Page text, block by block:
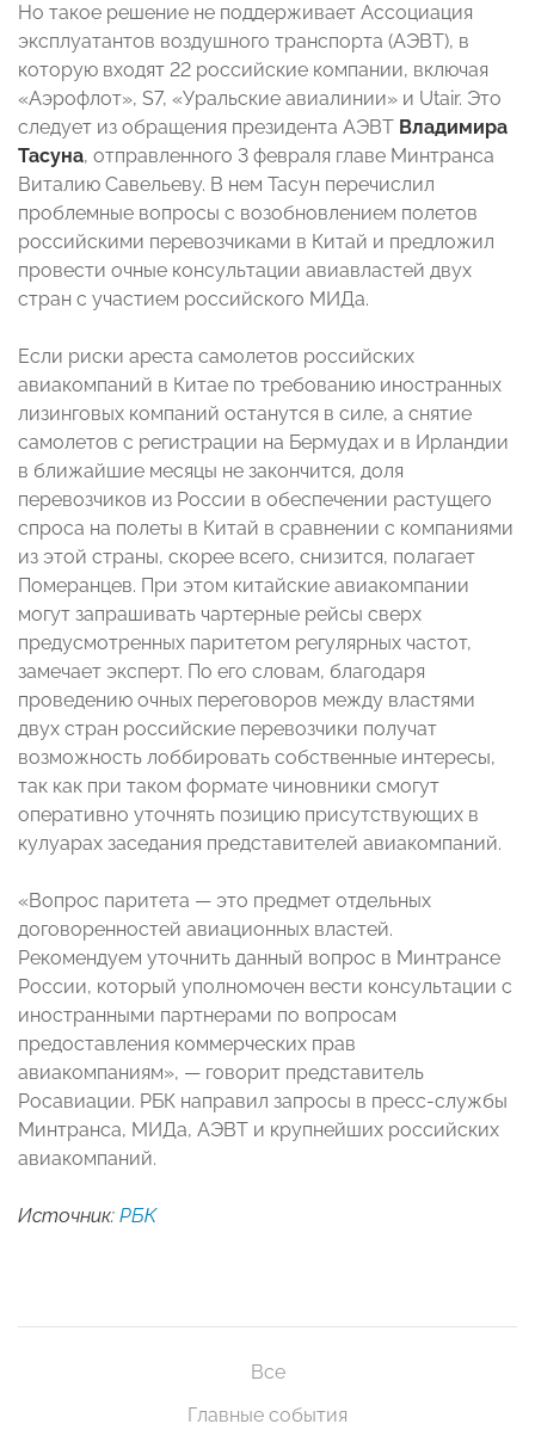
Но такое решение не поддерживает Ассоциация
эксплуатантов воздушного транспорта (АЭВТ), в
которую входят 22 российские компании, включая
«Аэрофлот», S7, «Уральские авиалинии» и Utair. Это
следует из обращения президента АЭВТ Владимира
Тасуна, отправленного 3 февраля главе Минтранса
Виталию Савельеву. В нем Тасун перечислил
проблемные вопросы с возобновлением полетов
российскими перевозчиками в Китай и предложил
провести очные консультации авиавластей двух
стран с участием российского МИДа.
Если риски ареста самолетов российских
авиакомпаний в Китае по требованию иностранных
лизинговых компаний останутся в силе, а снятие
самолетов с регистрации на Бермудах и в Ирландии
в ближайшие месяцы не закончится, доля
перевозчиков из России в обеспечении растущего
спроса на полеты в Китай в сравнении с компаниями
из этой страны, скорее всего, снизится, полагает
Померанцев. При этом китайские авиакомпании
могут запрашивать чартерные рейсы сверх
предусмотренных паритетом регулярных частот,
замечает эксперт. По его словам, благодаря
проведению очных переговоров между властями
двух стран российские перевозчики получат
возможность лоббировать собственные интересы,
так как при таком формате чиновники смогут
оперативно уточнять позицию присутствующих в
кулуарах заседания представителей авиакомпаний.
«Вопрос паритета — это предмет отдельных
договоренностей авиационных властей.
Рекомендуем уточнить данный вопрос в Минтрансе
России, который уполномочен вести консультации с
иностранными партнерами по вопросам
предоставления коммерческих прав
авиакомпаниям», — говорит представитель
Росавиации. РБК направил запросы в пресс-службы
Минтранса, МИДа, АЭВТ и крупнейших российских
авиакомпаний.
Источник: РБК
Все
Главные события